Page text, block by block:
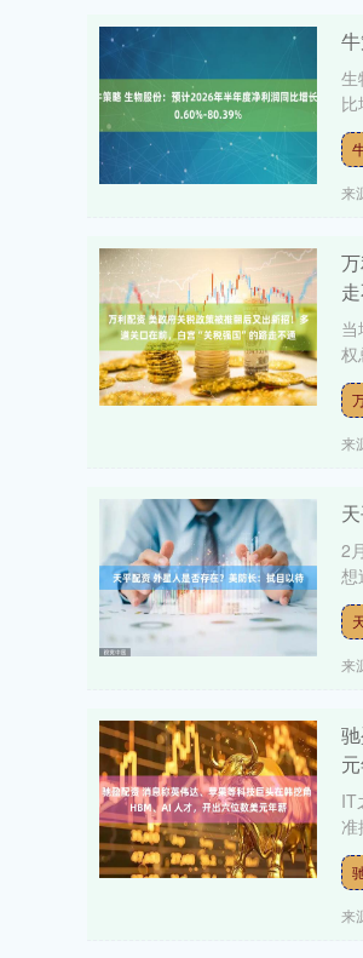
生
来
权
来
2
想
来
IT
准
来